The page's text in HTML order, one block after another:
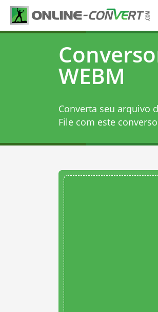
WEBM
Converta seu arquivo
File com este